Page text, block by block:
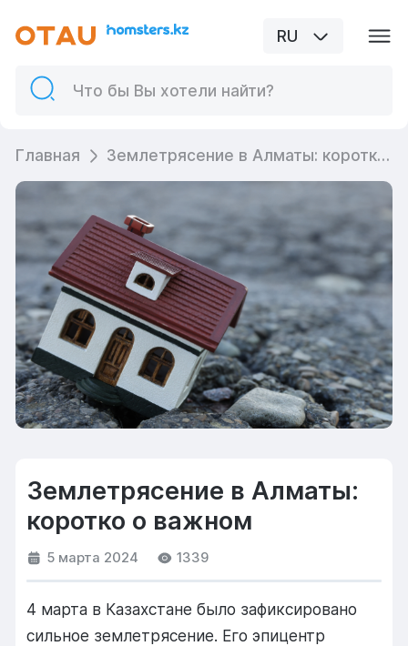
RU
Главная Землетрясение в Алматы: коротко о важном
Землетрясение в Алматы:
коротко о важном
5 марта 2024 1339
4 марта в Казахстане было зафиксировано
сильное землетрясение. Его эпицентр